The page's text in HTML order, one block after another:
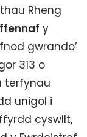
Rheng
y
gwrando’
313 o
terfynau
unigol i
cyswllt,